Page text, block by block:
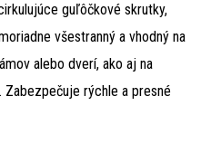
guľôčkové skrutky,
všestranný a vhodný na
alebo dverí, ako aj na
Zabezpečuje rýchle a presné